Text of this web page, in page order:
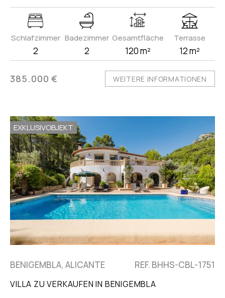
Schlafzimmer
2
Badezimmer
2
Gesamtfläche
120 m²
Terrasse
12 m²
385.000 € WEITERE INFORMATIONEN
EXKLUSIVOBJEKT
BENIGEMBLA, ALICANTE REF. BHHS-CBL-1751
VILLA ZU VERKAUFEN IN BENIGEMBLA